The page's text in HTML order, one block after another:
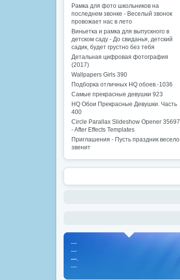
Рамка для фото школьников на
последнем звонке - Веселый звонок
провожает нас в лето
Виньетка и рамка для выпускного в
детском саду - До свиданья, детский
садик, будет грустно без тебя
Детальная цифровая фотография
(2017)
Wallpapers Girls 390
Подборка отличных HQ обоев.-1036
Самые прекрасные девушки 923
HQ Обои Прекрасные Девушки. Часть
400
Circle Parallax Slideshow Opener 35697
- After Effects Templates
Приглашения - Пусть праздник весело
звенит
---
---
---.
---